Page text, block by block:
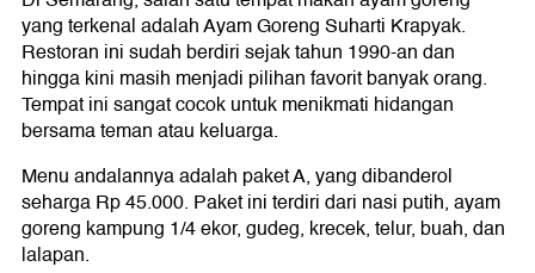
yang terkenal adalah Ayam Goreng Suharti Krapyak.
Restoran ini sudah berdiri sejak tahun 1990-an dan
hingga kini masih menjadi pilihan favorit banyak orang.
Tempat ini sangat cocok untuk menikmati hidangan
bersama teman atau keluarga.
Menu andalannya adalah paket A, yang dibanderol
seharga Rp 45.000. Paket ini terdiri dari nasi putih, ayam
goreng kampung 1/4 ekor, gudeg, krecek, telur, buah, dan
lalapan.